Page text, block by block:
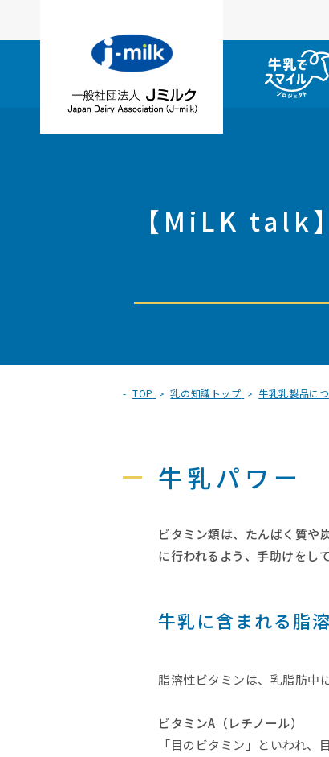
【MiLK talk
TOP 乳の知識トップ 牛乳乳製品に
牛乳パワー
ビタミン類は、たんぱく質や
に行われるよう、手助けをし
牛乳に含まれる脂
脂溶性ビタミンは、乳脂肪中
ビタミンA（レチノール）
「目のビタミン」といわれ